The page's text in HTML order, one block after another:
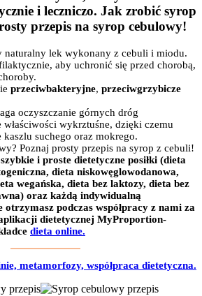
i leczniczo. Jak zrobić syrop
przepis na syrop cebulowy!
naturalny lek wykonany z cebuli i miodu.
aby uchronić się przed chorobą,
przeciwbakteryjne, przeciwgrzybicze
oczyszczanie górnych dróg
wykrztuśne, dzięki czemu
suchego oraz mokrego.
Poznaj prosty przepis na syrop z cebuli!
i proste dietetyczne posiłki (dieta
dieta niskowęglowodanowa,
wegańska, dieta bez laktozy, dieta bez
oraz każdą indywidualną
otrzymasz podczas współpracy z nami za
dietetycznej MyProportion-
dieta online.
metamorfozy, współpraca dietetyczna.